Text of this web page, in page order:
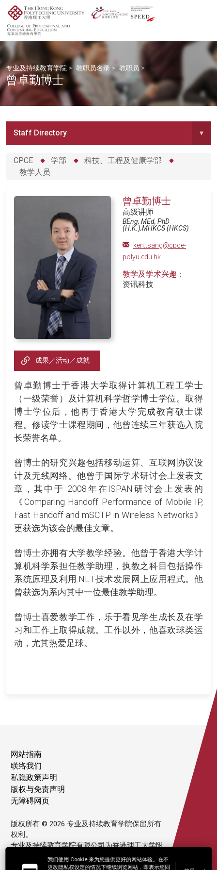
我们使用 Cookie 来为您提供更好的网站体验。在不
更改隐私权设定的情况下继续浏览网站，即表示您同
专业及持续教育学院 > 教职员名录 > 教职员 >
曾卓勤博士
Staff Directory ▾
CPCE 学部
科技、工程及健康学部
教学人员
曾卓勤博士
高级讲师
BEng, MEd, PhD
(H.K.);MHKCS (HKCS)
ken.tsang@cpce-
polyu.edu.hk
教学及学术兴趣：
资讯科技
成果／活动／成就
曾卓勤博士于香港大学取得计算机工程工学士
（一级荣誉）及计算机科学哲学博士学位。取得
博士学位后，他再于香港大学完成教育硕士课
程。修读学士课程期间，他曾连续三年获选入院
长荣誉名单。
曾博士的研究兴趣包括移动运算、互联网协议设
计及无线网络。他曾于国际学术研讨会上发表文
章，其中于 2008年在ISPAN研讨会上发表的
《Comparing Handoff Performance of Mobile IP,
Fast Handoff and mSCTP in Wireless Networks》
更获选为该会的最佳文章。
曾博士亦拥有大学教学经验。他曾于香港大学计
算机科学系担任教学助理，执教之科目包括操作
系统原理及利用.NET技术发展网上应用程式。他
曾获选为系内其中一位最佳教学助理。
曾博士喜爱教学工作，乐于看见学生成长及在学
习和工作上取得成就。工作以外，他喜欢球类运
动，尤其热爱足球。
网站指南
联络我们
私隐政策声明
版权与免责声明
无障碍网页
版权所有 © 2026 专业及持续教育学院保留所有
权利。
专业及持续教育学院有限公司为香港理工大学附